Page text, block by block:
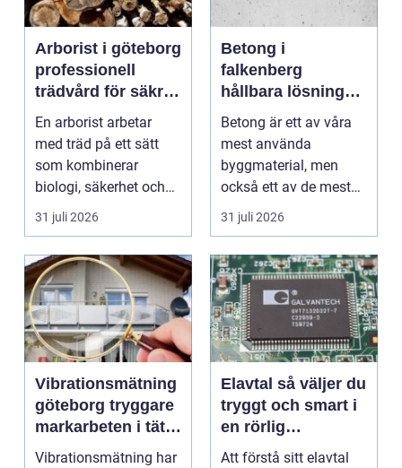
Arborist i göteborg
professionell
trädvård för säkra
och friska träd
En arborist arbetar
med träd på ett sätt
som kombinerar
biologi, säkerhet och
hantverk. I en stad so...
31 juli 2026
Betong i
falkenberg
hållbara lösningar
för grund, golv
och utemiljö
Betong är ett av våra
mest använda
byggmaterial, men
också ett av de mest
missförstådda. Många
tänke...
31 juli 2026
Vibrationsmätning
göteborg tryggare
markarbeten i tät
stadsmiljö
Vibrationsmätning har
Elavtal så väljer du
tryggt och smart i
en rörlig
elmarknad
Att förstå sitt elavtal